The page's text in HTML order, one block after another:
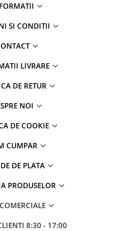
SI CONDITII
LIVRARE
DE RETUR
NOI
DE COOKIE
CUMPAR
DE PLATA
PRODUSELOR
8:30 - 17:00